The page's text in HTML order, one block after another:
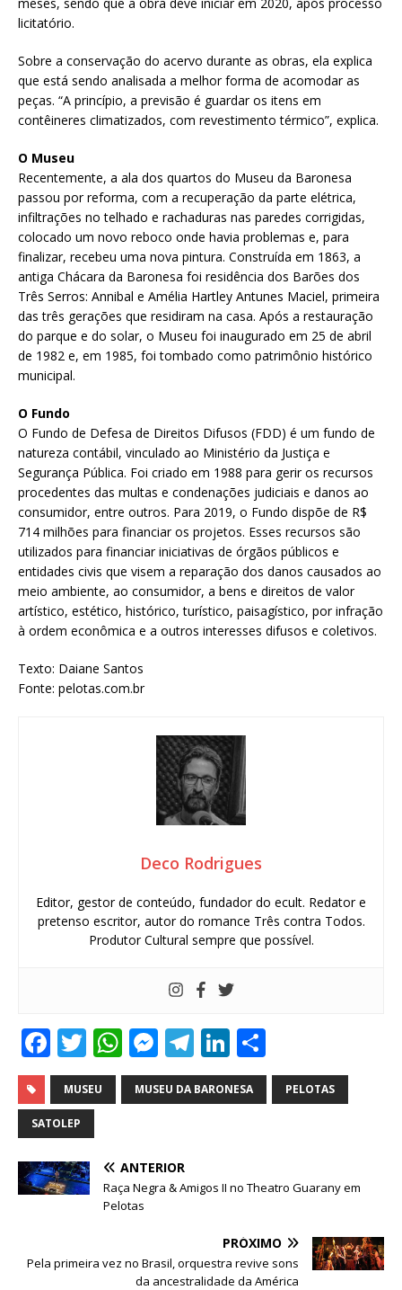
licitatório.
Sobre a conservação do acervo durante as obras, ela explica
que está sendo analisada a melhor forma de acomodar as
peças. “A princípio, a previsão é guardar os itens em
contêineres climatizados, com revestimento térmico”, explica.
O Museu
Recentemente, a ala dos quartos do Museu da Baronesa
passou por reforma, com a recuperação da parte elétrica,
infiltrações no telhado e rachaduras nas paredes corrigidas,
colocado um novo reboco onde havia problemas e, para
finalizar, recebeu uma nova pintura. Construída em 1863, a
antiga Chácara da Baronesa foi residência dos Barões dos
Três Serros: Annibal e Amélia Hartley Antunes Maciel, primeira
das três gerações que residiram na casa. Após a restauração
do parque e do solar, o Museu foi inaugurado em 25 de abril
de 1982 e, em 1985, foi tombado como patrimônio histórico
municipal.
O Fundo
O Fundo de Defesa de Direitos Difusos (FDD) é um fundo de
natureza contábil, vinculado ao Ministério da Justiça e
Segurança Pública. Foi criado em 1988 para gerir os recursos
procedentes das multas e condenações judiciais e danos ao
consumidor, entre outros. Para 2019, o Fundo dispõe de R$
714 milhões para financiar os projetos. Esses recursos são
utilizados para financiar iniciativas de órgãos públicos e
entidades civis que visem a reparação dos danos causados ao
meio ambiente, ao consumidor, a bens e direitos de valor
artístico, estético, histórico, turístico, paisagístico, por infração
à ordem econômica e a outros interesses difusos e coletivos.
Texto: Daiane Santos
Fonte: pelotas.com.br
Deco Rodrigues
Editor, gestor de conteúdo, fundador do ecult. Redator e
pretenso escritor, autor do romance Três contra Todos.
Produtor Cultural sempre que possível.
F
a
c
e
b
o
T
w
it
te
r
W
h
at
A
p
p
M
e
ss
n
g
T
el
e
m
Li
n
k
n
h
ar
MUSEU MUSEU DA BARONESA PELOTAS
SATOLEP
ANTERIOR
Raça Negra & Amigos II no Theatro Guarany em
Pelotas
PRÓXIMO
Pela primeira vez no Brasil, orquestra revive sons
da ancestralidade da América